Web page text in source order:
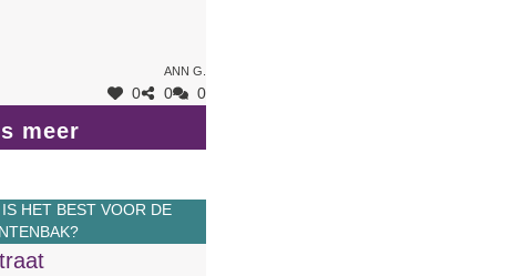
Ann G.
0 0 0
meer
HET BEST VOOR DE